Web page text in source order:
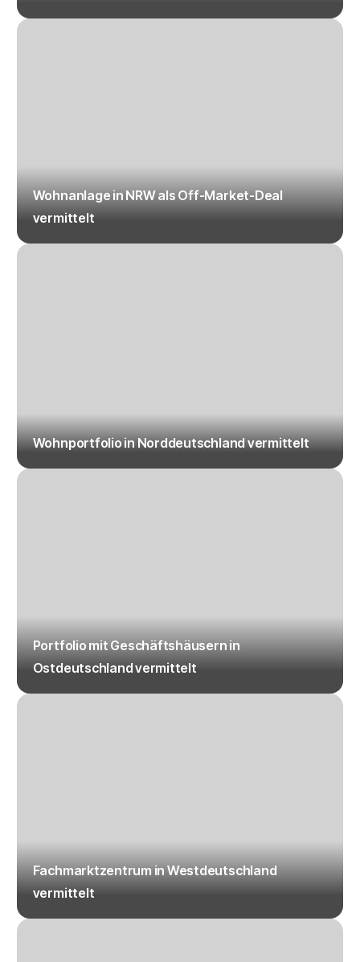
Wohnanlage in NRW als Off-Market-Deal
vermittelt
Wohnportfolio in Norddeutschland vermittelt
Portfolio mit Geschäftshäusern in
Ostdeutschland vermittelt
Fachmarktzentrum in Westdeutschland
vermittelt